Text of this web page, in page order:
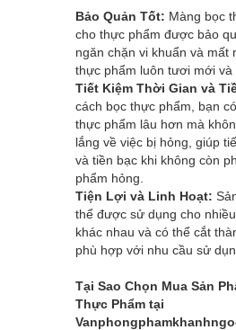
Bảo Quản Tốt: Màng bọc
cho thực phẩm được bảo
ngăn chặn vi khuẩn và mất
thực phẩm luôn tươi mới và
Tiết Kiệm Thời Gian và
cách bọc thực phẩm, bạn
thực phẩm lâu hơn mà
lắng về việc bị hỏng, giúp
và tiền bạc khi không còn
phẩm hỏng.
Tiện Lợi và Linh Hoạt:
thể được sử dụng cho
khác nhau và có thể cắt
phù hợp với nhu cầu sử
Tại Sao Chọn Mua Sản
Thực Phẩm tại